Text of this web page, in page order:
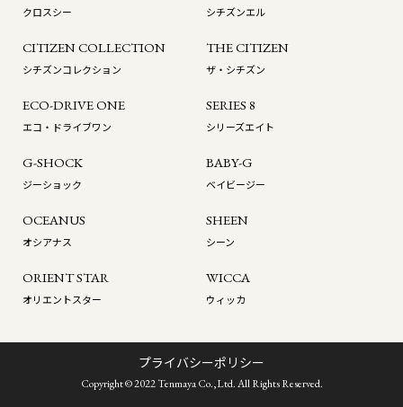
クロスシー シチズンエル
CITIZEN COLLECTION
シチズンコレクション
THE CITIZEN
ザ・シチズン
ECO-DRIVE ONE
エコ・ドライブワン
SERIES 8
シリーズエイト
G-SHOCK
ジーショック
BABY-G
ベイビージー
OCEANUS
オシアナス
SHEEN
シーン
ORIENT STAR
オリエントスター
WICCA
ウィッカ
プライバシーポリシー
Copyright © 2022 Tenmaya Co.,Ltd. All Rights Reserved.